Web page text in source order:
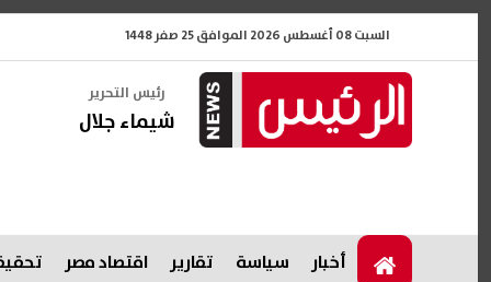
السبت 08 أغسطس 2026 الموافق 25 صفر 1448
رئيس التحرير
شيماء جلال
أخبار سياسة تقارير اقتصاد مصر